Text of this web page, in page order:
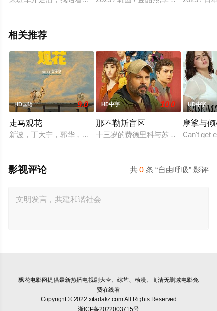
相关推荐
HD国语 9.0
走马观花
新波，丁大宁，郭华，程一木他们毕业于同一所大学。他们和
HD中字 10.0
那不勒斯盲区
十三岁的费德里科与苏西，是那不勒
HD中字
摩挲与
Can't get
共0 条 “自由呼吸” 影评
影视评论
飘花电影网提供最新热播电视剧大全、综艺、动漫、高清无删减电影免
费在线看
Copyright © 2022 xifadakz.com All Rights Reserved
浙ICP备2022003715号